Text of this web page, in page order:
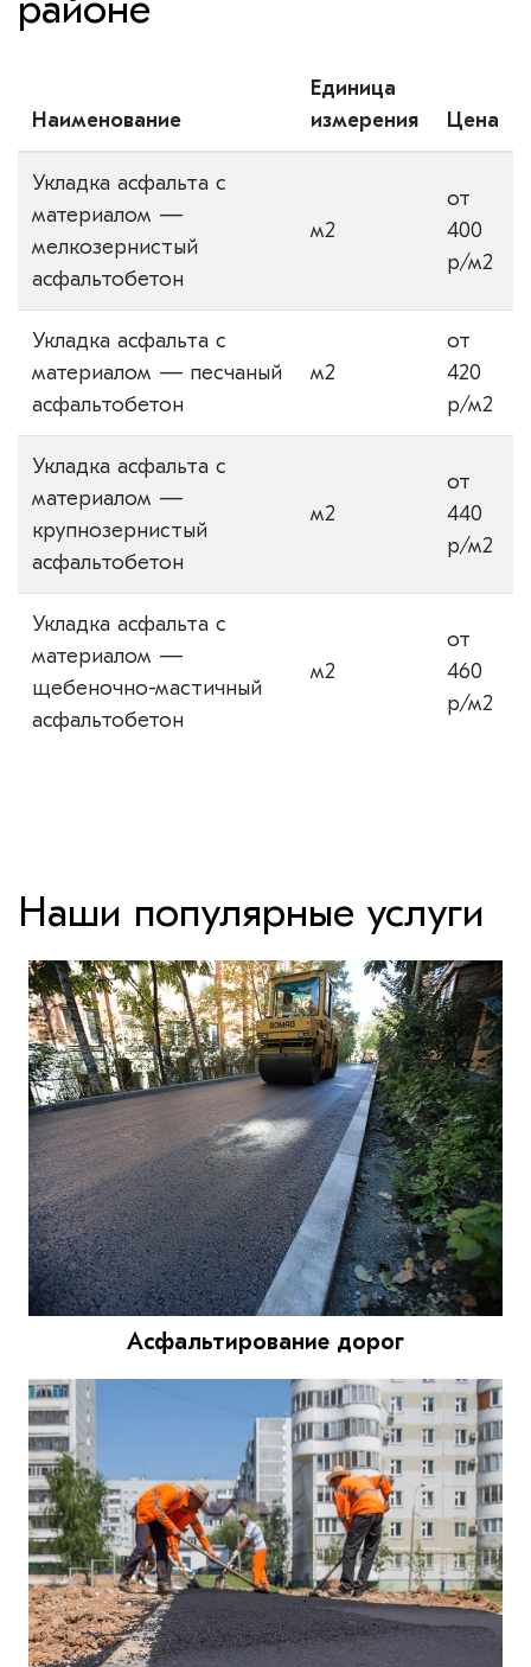
Наименование
Единица
измерения
Цена
Укладка асфальта с
материалом —
мелкозернистый
асфальтобетон
м2
от
400
р/м2
Укладка асфальта с
материалом — песчаный
асфальтобетон
м2
от
420
р/м2
Укладка асфальта с
материалом —
крупнозернистый
асфальтобетон
м2
от
440
р/м2
Укладка асфальта с
материалом —
щебеночно-мастичный
асфальтобетон
м2
от
460
р/м2
Наши популярные услуги
Асфальтирование дорог